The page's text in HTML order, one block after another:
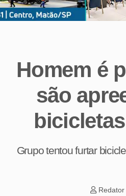
Homem é
são
Grupo tentou furtar
Redator